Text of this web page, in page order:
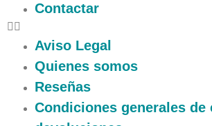
Contactar
Aviso Legal
Quienes somos
Reseñas
Condiciones generales de